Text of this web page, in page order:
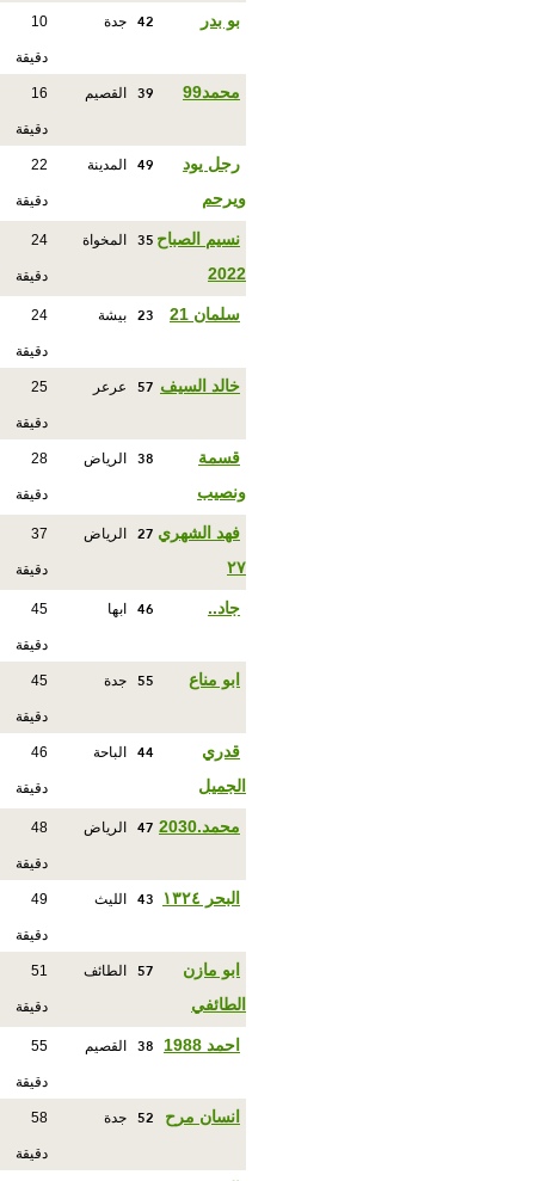
بو بدر 42 جدة 10
دقيقة
محمد99 39 القصيم 16
دقيقة
رجل يود
ويرحم
49 المدينة 22
دقيقة
نسيم الصباح
2022
35 المخواة 24
دقيقة
سلمان 21 23 بيشة 24
دقيقة
خالد السيف 57 عرعر 25
دقيقة
قسمة
ونصيب
38 الرياض 28
دقيقة
فهد الشهري
٢٧
27 الرياض 37
دقيقة
جاد.. 46 ابها 45
دقيقة
ابو مناع 55 جدة 45
دقيقة
قدري
الجميل
44 الباحة 46
دقيقة
محمد.2030 47 الرياض 48
دقيقة
البحر ١٣٢٤ 43 الليث 49
دقيقة
ابو مازن
الطائفي
57 الطائف 51
دقيقة
احمد 1988 38 القصيم 55
دقيقة
انسان مرح 52 جدة 58
دقيقة